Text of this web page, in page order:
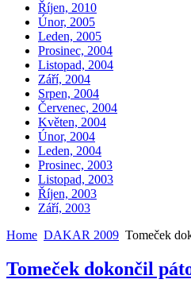
Říjen, 2010
Únor, 2005
Leden, 2005
Prosinec, 2004
Listopad, 2004
Září, 2004
Srpen, 2004
Červenec, 2004
Květen, 2004
Únor, 2004
Leden, 2004
Prosinec, 2003
Listopad, 2003
Říjen, 2003
Září, 2003
Home DAKAR 2009 Tomeček
Tomeček dokončil